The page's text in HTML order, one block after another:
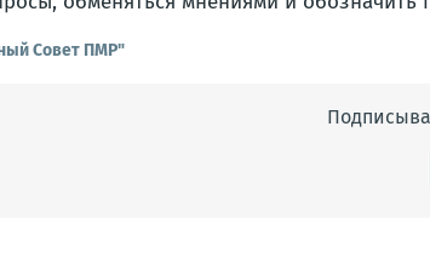
Совет ПМР"